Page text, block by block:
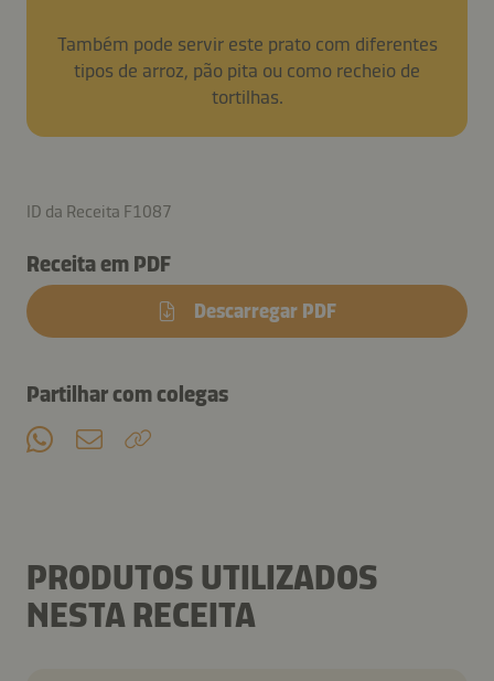
Também pode servir este prato com diferentes
tipos de arroz, pão pita ou como recheio de
tortilhas.
ID da Receita F1087
Receita em PDF
Descarregar PDF
Partilhar com colegas
PRODUTOS UTILIZADOS
NESTA RECEITA